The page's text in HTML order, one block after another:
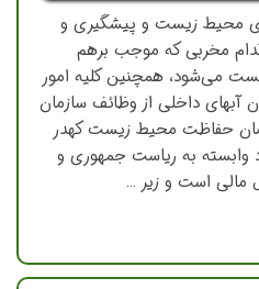
محيط ‌زيست‌ و پيشگيري‌ و
مخربي‌ كه‌ موجب‌ برهم‌
مي‌شود، همچنين‌ كليه‌ امور
آبهاي‌ داخلي‌ از وظائف‌ سازمان‌
حفاظت‌ محيط ‌زيست‌ كهدر
وابسته‌ به‌ رياست‌ جمهوري‌ و
مالي‌ است‌ و زير …